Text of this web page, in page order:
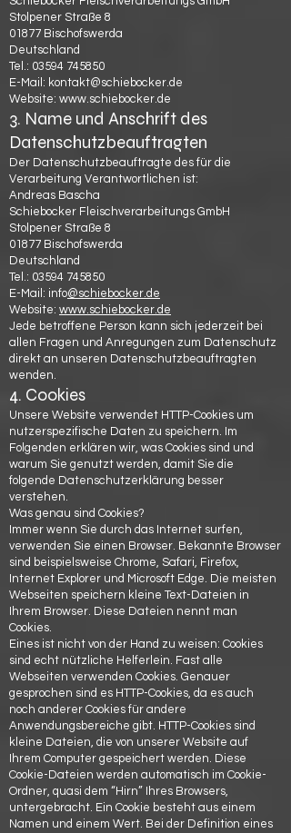
Stolpener Straße 8
01877 Bischofswerda
Deutschland
Tel.: 03594 745850
E-Mail: kontakt@schiebocker.de
Website: www.schiebocker.de
3. Name und Anschrift des
Datenschutzbeauftragten
Der Datenschutzbeauftragte des für die
Verarbeitung Verantwortlichen ist:
Andreas Bascha
Schiebocker Fleischverarbeitungs GmbH
Stolpener Straße 8
01877 Bischofswerda
Deutschland
Tel.: 03594 745850
E-Mail: info@schiebocker.de
Website: www.schiebocker.de
Jede betroffene Person kann sich jederzeit bei
allen Fragen und Anregungen zum Datenschutz
direkt an unseren Datenschutzbeauftragten
wenden.
4. Cookies
Unsere Website verwendet HTTP-Cookies um
nutzerspezifische Daten zu speichern. Im
Folgenden erklären wir, was Cookies sind und
warum Sie genutzt werden, damit Sie die
folgende Datenschutzerklärung besser
verstehen.
Was genau sind Cookies?
Immer wenn Sie durch das Internet surfen,
verwenden Sie einen Browser. Bekannte Browser
sind beispielsweise Chrome, Safari, Firefox,
Internet Explorer und Microsoft Edge. Die meisten
Webseiten speichern kleine Text-Dateien in
Ihrem Browser. Diese Dateien nennt man
Cookies.
Eines ist nicht von der Hand zu weisen: Cookies
sind echt nützliche Helferlein. Fast alle
Webseiten verwenden Cookies. Genauer
gesprochen sind es HTTP-Cookies, da es auch
noch anderer Cookies für andere
Anwendungsbereiche gibt. HTTP-Cookies sind
kleine Dateien, die von unserer Website auf
Ihrem Computer gespeichert werden. Diese
Cookie-Dateien werden automatisch im Cookie-
Ordner, quasi dem “Hirn” Ihres Browsers,
untergebracht. Ein Cookie besteht aus einem
Namen und einem Wert. Bei der Definition eines